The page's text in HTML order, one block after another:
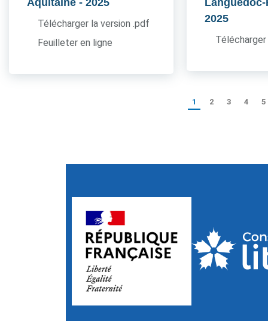
Aquitaine - 2025
Télécharger la version .pdf
Feuilleter en ligne
2025
1 2 3 4 5